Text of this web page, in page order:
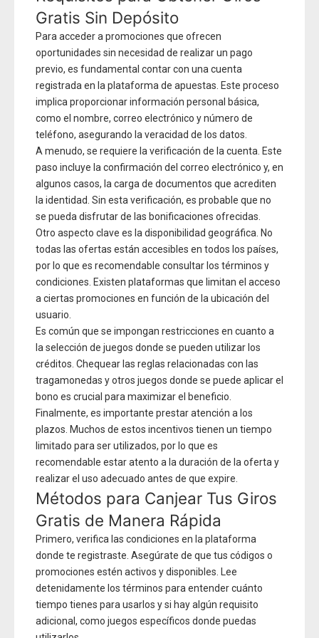
Gratis Sin Depósito
Para acceder a promociones que ofrecen
oportunidades sin necesidad de realizar un pago
previo, es fundamental contar con una cuenta
registrada en la plataforma de apuestas. Este proceso
implica proporcionar información personal básica,
como el nombre, correo electrónico y número de
teléfono, asegurando la veracidad de los datos.
A menudo, se requiere la verificación de la cuenta. Este
paso incluye la confirmación del correo electrónico y, en
algunos casos, la carga de documentos que acrediten
la identidad. Sin esta verificación, es probable que no
se pueda disfrutar de las bonificaciones ofrecidas.
Otro aspecto clave es la disponibilidad geográfica. No
todas las ofertas están accesibles en todos los países,
por lo que es recomendable consultar los términos y
condiciones. Existen plataformas que limitan el acceso
a ciertas promociones en función de la ubicación del
usuario.
Es común que se impongan restricciones en cuanto a
la selección de juegos donde se pueden utilizar los
créditos. Chequear las reglas relacionadas con las
tragamonedas y otros juegos donde se puede aplicar el
bono es crucial para maximizar el beneficio.
Finalmente, es importante prestar atención a los
plazos. Muchos de estos incentivos tienen un tiempo
limitado para ser utilizados, por lo que es
recomendable estar atento a la duración de la oferta y
realizar el uso adecuado antes de que expire.
Métodos para Canjear Tus Giros
Gratis de Manera Rápida
Primero, verifica las condiciones en la plataforma
donde te registraste. Asegúrate de que tus códigos o
promociones estén activos y disponibles. Lee
detenidamente los términos para entender cuánto
tiempo tienes para usarlos y si hay algún requisito
adicional, como juegos específicos donde puedas